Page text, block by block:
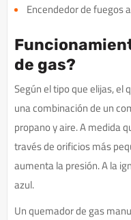
Encendedor de fuegos
de gas?
Según el tipo que elijas,
una combinación de un
propano y aire. A medida
través de orificios más
aumenta la presión. A la
azul.
Un quemador de gas